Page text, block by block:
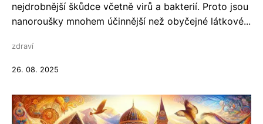
nejdrobnější škůdce včetně virů a bakterií. Proto jsou
nanoroušky mnohem účinnější než obyčejné látkové...
zdraví
26. 08. 2025